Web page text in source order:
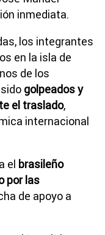
inmediata.
los integrantes
en la isla de
de los
golpeados y
el traslado,
internacional
el brasileño
por las
de apoyo a